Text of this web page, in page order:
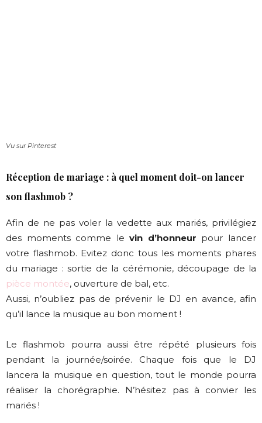
Vu sur Pinterest
Réception de mariage : à quel moment doit-on lancer
son flashmob ?
Afin de ne pas voler la vedette aux mariés, privilégiez
des moments comme levin d’honneur pour lancer
votre flashmob. Evitez donc tous les moments phares
du mariage : sortie de la cérémonie, découpage de la
pièce montée, ouverture de bal, etc.
Aussi, n’oubliez pas de prévenir le DJ en avance, afin
qu’il lance la musique au bon moment !
Le flashmob pourra aussi être répété plusieurs fois
pendant la journée/soirée. Chaque fois que le DJ
lancera la musique en question, tout le monde pourra
réaliser la chorégraphie. N’hésitez pas à convier les
mariés !